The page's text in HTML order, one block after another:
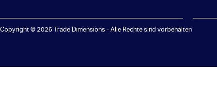
Copyright © 2026 Trade Dimensions - Alle Rechte sind vorbehalten